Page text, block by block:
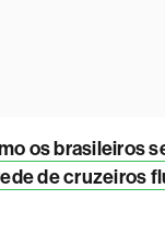
os brasileiros
de cruzeiros